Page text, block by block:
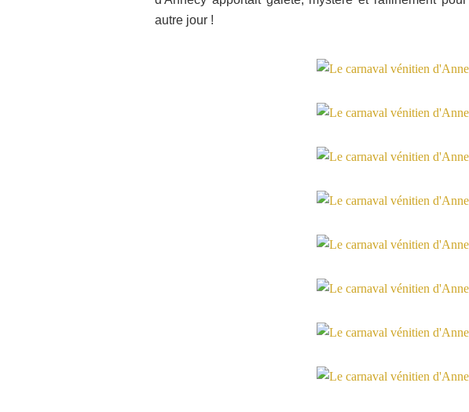
autre jour !